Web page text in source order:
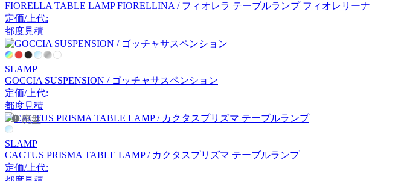
コサイン
DCW éditions
ディーシーダブリューエ
ディションズ
DeVorm
デフォルム
FIORELLA TABLE LAMP FIORELLINA / フィオレラ テーブルランプ フィオレリーナ
定価/上代:
都度見積
SLAMP
GOCCIA SUSPENSION / ゴッチャサスペンション
定価/上代:
都度見積
廃盤
SLAMP
CACTUS PRISMA TABLE LAMP / カクタスプリズマ テーブルランプ
定価/上代: